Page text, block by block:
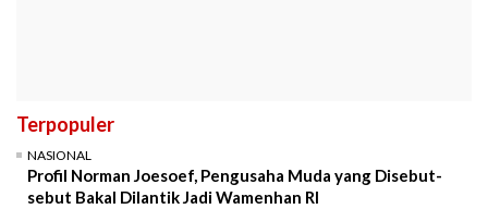
Terpopuler
NASIONAL
Profil Norman Joesoef, Pengusaha Muda yang Disebut-
sebut Bakal Dilantik Jadi Wamenhan RI